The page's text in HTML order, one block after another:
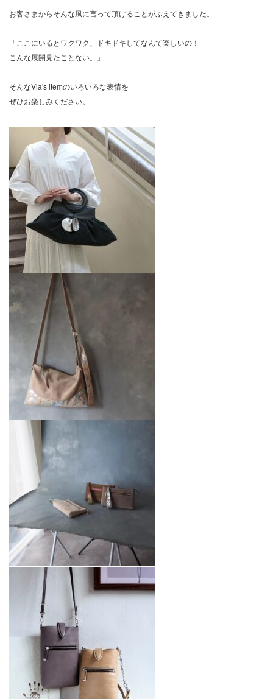
お客さまからそんな風に言って頂けることがふえてきました。
「ここにいるとワクワク、ドキドキしてなんて楽しいの！
こんな展開見たことない。」
そんなVia's itemのいろいろな表情を
ぜひお楽しみください。